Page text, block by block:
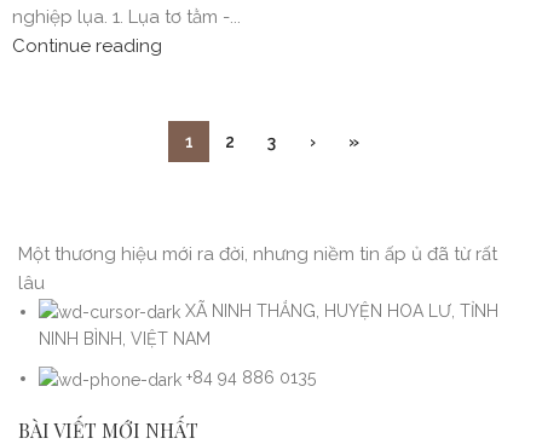
nghiệp lụa. 1. Lụa tơ tằm -...
Continue reading
1 2 3 › »
Một thương hiệu mới ra đời, nhưng niềm tin ấp ủ đã từ rất
lâu
XÃ NINH THẮNG, HUYỆN HOA LƯ, TỈNH
NINH BÌNH, VIỆT NAM
+84 94 886 0135
BÀI VIẾT MỚI NHẤT